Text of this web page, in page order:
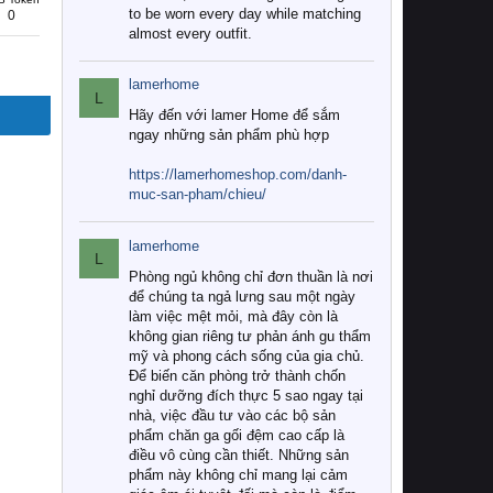
0
to be worn every day while matching
almost every outfit.
L
lamerhome
Hãy đến với lamer Home để sắm
ngay những sản phẩm phù hợp
https://lamerhomeshop.com/danh-
muc-san-pham/chieu/
L
lamerhome
Phòng ngủ không chỉ đơn thuần là nơi
để chúng ta ngả lưng sau một ngày
làm việc mệt mỏi, mà đây còn là
không gian riêng tư phản ánh gu thẩm
mỹ và phong cách sống của gia chủ.
Để biến căn phòng trở thành chốn
nghỉ dưỡng đích thực 5 sao ngay tại
nhà, việc đầu tư vào các bộ sản
phẩm chăn ga gối đệm cao cấp là
điều vô cùng cần thiết. Những sản
phẩm này không chỉ mang lại cảm